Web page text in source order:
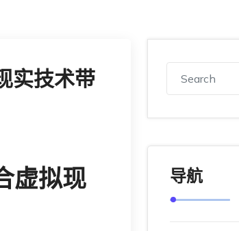
实技术带
虚拟现
导航